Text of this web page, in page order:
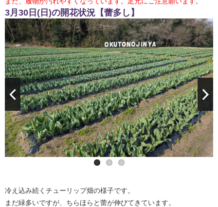
3月30日(日)の開花状況【蕾多し】
冷え込み続くチューリップ畑の様子です。
まだ緑多いですが、ちらほらと蕾が伸びてきています。